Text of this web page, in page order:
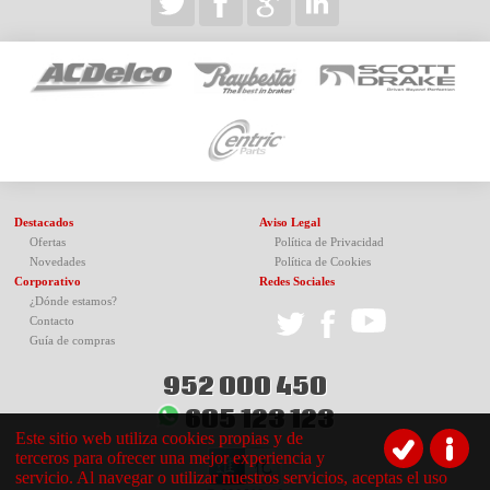
Destacados
Ofertas
Novedades
Corporativo
¿Dónde estamos?
Contacto
Guía de compras
Aviso Legal
Política de Privacidad
Política de Cookies
Redes Sociales
952 000 450
605 123 123
Este sitio web utiliza cookies propias y de
terceros para ofrecer una mejor experiencia y
servicio. Al navegar o utilizar nuestros servicios, aceptas el uso